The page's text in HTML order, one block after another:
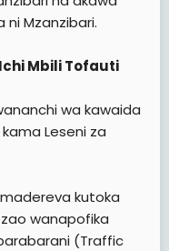
ni Mzanzibari.
Mbili Tofauti
wa kawaida
Leseni za
kutoka
wanapofika
(Traffic